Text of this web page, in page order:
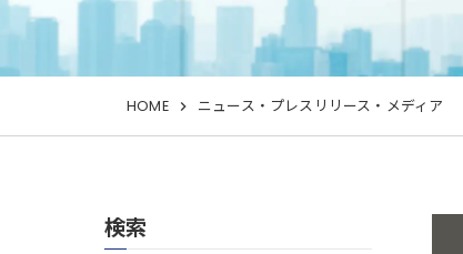
HOME ニュース・プレスリリース・メディア
検索